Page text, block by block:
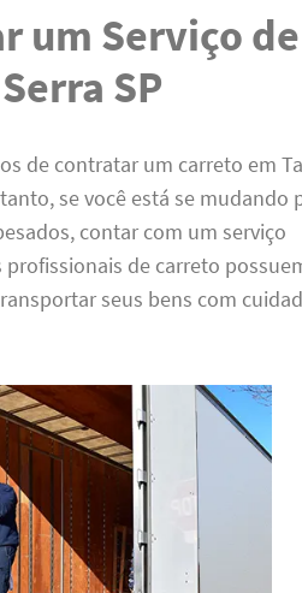
um Serviço de
SP
de contratar um carreto em
se você está se mudando
contar com um serviço
de carreto
seus bens com